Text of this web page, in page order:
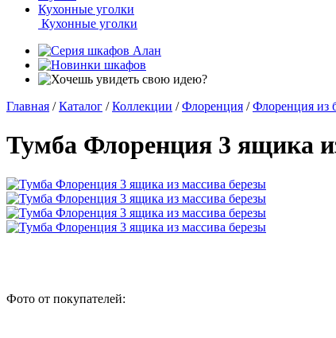
Кухонные уголки
Кухонные уголки
Главная / Каталог / Коллекции / Флоренция / Флоренция из
Тумба Флоренция 3 ящика
Фото от покупателей: